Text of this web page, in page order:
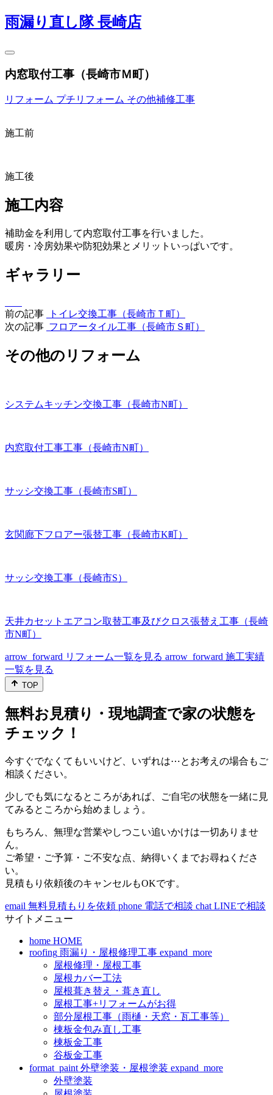
雨漏り直し隊 長崎店
内窓取付工事（長崎市Ｍ町）
リフォーム プチリフォーム その他補修工事
施工前
施工後
施工内容
補助金を利用して内窓取付工事を行いました。
暖房・冷房効果や防犯効果とメリットいっぱいです。
ギャラリー
前の記事
トイレ交換工事（長崎市Ｔ町）
次の記事 フロアータイル工事（長崎市Ｓ町）
その他のリフォーム
システムキッチン交換工事（長崎市N町）
内窓取付工事工事（長崎市N町）
サッシ交換工事（長崎市S町）
玄関廊下フロアー張替工事（長崎市K町）
サッシ交換工事（長崎市S）
天井カセットエアコン取替工事及びクロス張替え工事（長崎
市N町）
arrow_forward リフォーム一覧を見る arrow_forward 施工実績
一覧を見る
TOP
無料お見積り・現地調査で家の状態を
チェック！
今すぐでなくてもいいけど、いずれは⋯とお考えの場合もご
相談ください。
少しでも気になるところがあれば、ご自宅の状態を一緒に見
てみるところから始めましょう。
もちろん、無理な営業やしつこい追いかけは一切ありませ
ん。
ご希望・ご予算・ご不安な点、納得いくまでお尋ねくださ
い。
見積もり依頼後のキャンセルもOKです。
email 無料見積もりを依頼 phone 電話で相談 chat LINEで相談
サイトメニュー
home HOME
roofing 雨漏り・屋根修理工事 expand_more
屋根修理・屋根工事
屋根カバー工法
屋根葺き替え・葺き直し
屋根工事+リフォームがお得
部分屋根工事（雨樋・天窓・瓦工事等）
棟板金包み直し工事
棟板金工事
谷板金工事
format_paint 外壁塗装・屋根塗装 expand_more
外壁塗装